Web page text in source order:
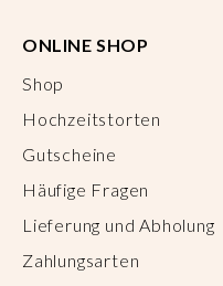
ONLINE SHOP
Shop
Hochzeitstorten
Gutscheine
Häufige Fragen
Lieferung und Abholung
Zahlungsarten